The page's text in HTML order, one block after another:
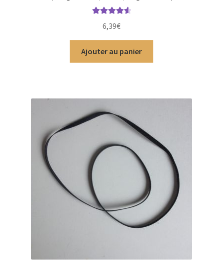
sur 5
6,39€
Ajouter au panier